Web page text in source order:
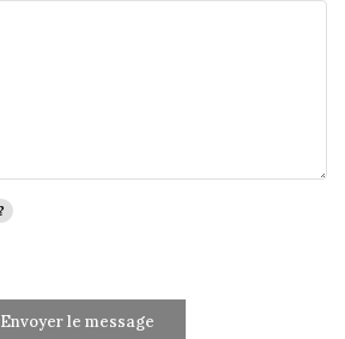
Envoyer le message